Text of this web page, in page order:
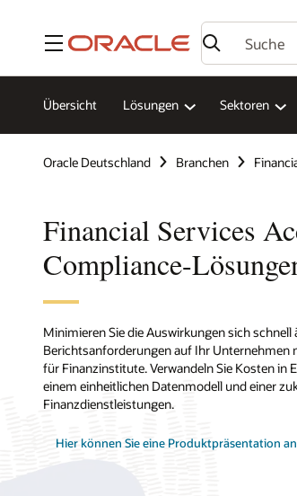
Menü
Übersicht Lösungen Sektoren
Oracle Deutschland Branchen
Financial Services
Compliance-
Minimieren Sie die Auswirkungen sich
Berichtsanforderungen auf Ihr
für Finanzinstitute. Verwandeln Sie Kosten in
einem einheitlichen Datenmodell und einer
Finanzdienstleistungen.
Hier können Sie eine Produktpräsentation